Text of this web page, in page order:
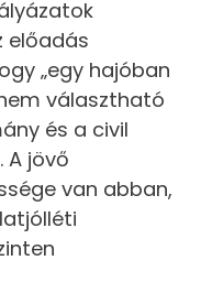
előadás
„egy hajóban
választható
és a civil
jövő
van abban,